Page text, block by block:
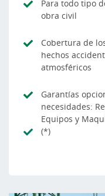
Para todo tipo
obra civil
Cobertura de
hechos
atmosféricos
Garantías
necesidades:
Equipos y
(*)